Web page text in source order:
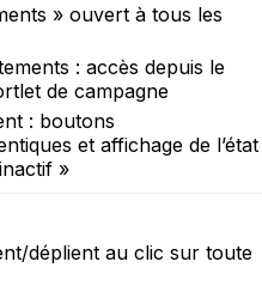
» ouvert à tous les
: accès depuis le
de campagne
: boutons
et affichage de l’état
»
déplient au clic sur toute